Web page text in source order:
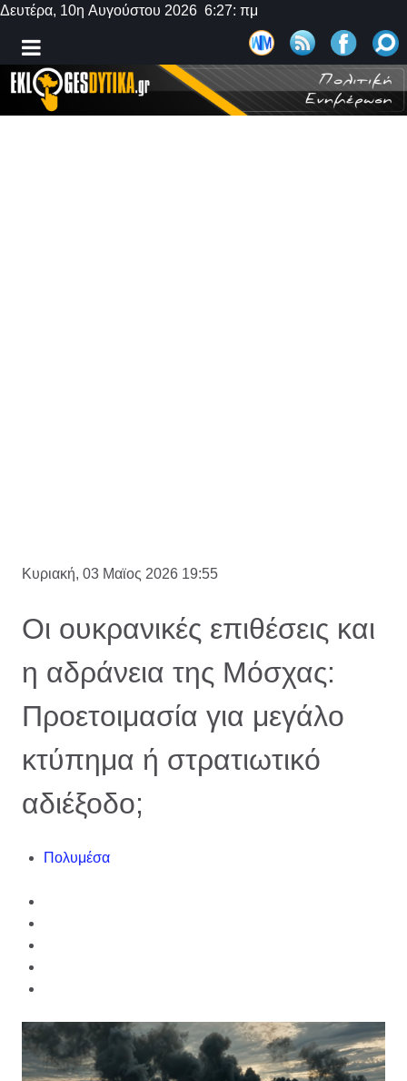
Δευτέρα, 10η Αυγούστου 2026 6:27: πμ
Κυριακή, 03 Μαϊος 2026 19:55
Οι ουκρανικές επιθέσεις και
η αδράνεια της Μόσχας:
Προετοιμασία για μεγάλο
κτύπημα ή στρατιωτικό
αδιέξοδο;
Πολυμέσα